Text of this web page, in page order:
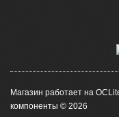
Магазин работает на
компоненты © 2026